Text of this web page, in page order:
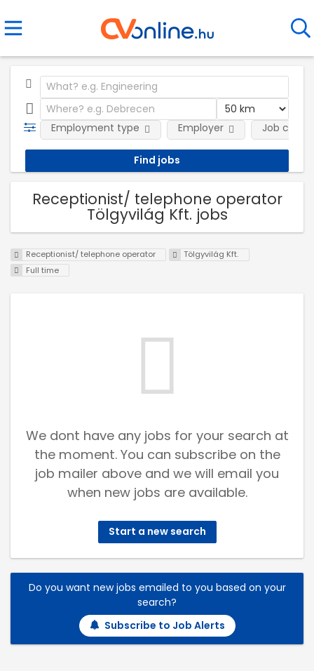
Employment type Employer Job
Receptionist/ telephone operator
Tölgyvilág Kft. jobs
Receptionist/ telephone operator
Tölgyvilág Kft.
Full time
We dont have any jobs for your search at
the moment. You can subscribe on the
job mailer above and we will email you
when new jobs are available.
Start a new search
Do you want new jobs emailed to you based on your
search?
Subscribe to Job Alerts